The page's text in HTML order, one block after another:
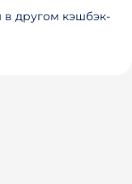
другом кэшбэк-